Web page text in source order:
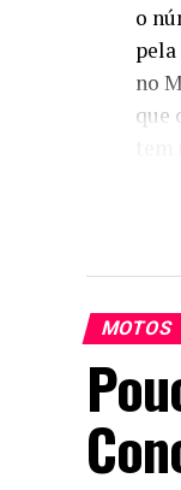
o
no
que
MOTOS